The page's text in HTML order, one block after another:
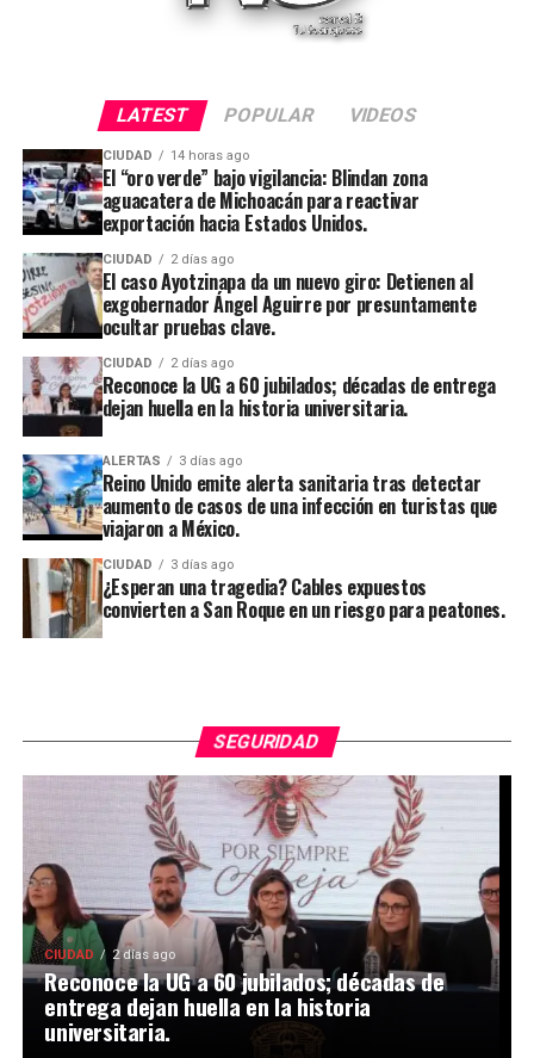
LATEST POPULAR VIDEOS
CIUDAD 14 horas ago
El “oro verde” bajo vigilancia: Blindan zona
aguacatera de Michoacán para reactivar
exportación hacia Estados Unidos.
CIUDAD 2 días ago
El caso Ayotzinapa da un nuevo giro: Detienen al
exgobernador Ángel Aguirre por presuntamente
ocultar pruebas clave.
CIUDAD 2 días ago
Reconoce la UG a 60 jubilados; décadas de entrega
dejan huella en la historia universitaria.
ALERTAS 3 días ago
Reino Unido emite alerta sanitaria tras detectar
aumento de casos de una infección en turistas que
viajaron a México.
CIUDAD 3 días ago
¿Esperan una tragedia? Cables expuestos
convierten a San Roque en un riesgo para peatones.
SEGURIDAD
CIUDAD 2 días ago
Reconoce la UG a 60 jubilados; décadas de
entrega dejan huella en la historia
universitaria.